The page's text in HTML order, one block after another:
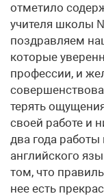
отметило
учителя школы
поздравляем
которые
профессии, и
терять
своей работе и
два года
английского
том, что
нее есть